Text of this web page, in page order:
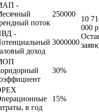
-
поток
250000
-
доход
3000000
30%
в год
15%
10
000